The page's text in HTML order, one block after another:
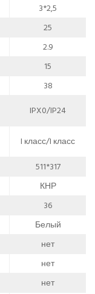
3*2,5
25
2.9
15
38
IPX0/IP24
I класс/I класс
511*317
КНР
36
Белый
нет
нет
нет